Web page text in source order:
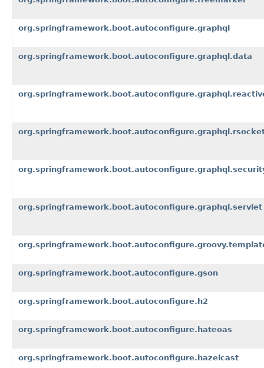
org.springframework.boot.autoconfigure.graphql
org.springframework.boot.autoconfigure.graphql.data
org.springframework.boot.autoconfigure.graphql.servlet
org.springframework.boot.autoconfigure.gson
org.springframework.boot.autoconfigure.h2
org.springframework.boot.autoconfigure.hateoas
org.springframework.boot.autoconfigure.hazelcast